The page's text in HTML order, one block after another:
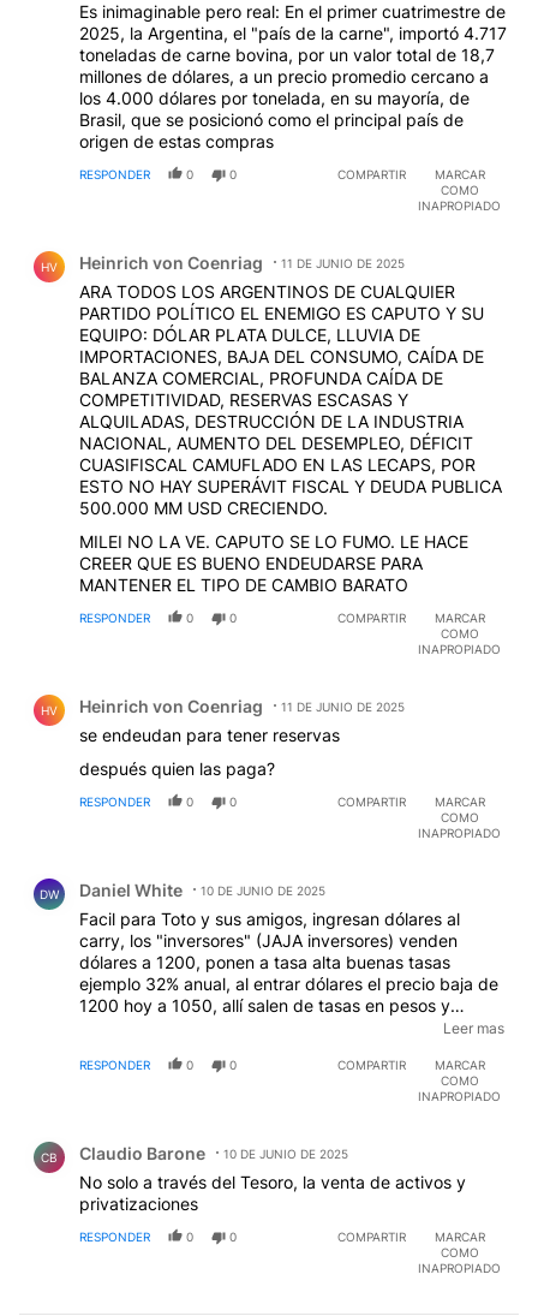
Es inimaginable pero real: En el primer cuatrimestre de
2025, la Argentina, el "país de la carne", importó 4.717
toneladas de carne bovina, por un valor total de 18,7
millones de dólares, a un precio promedio cercano a
los 4.000 dólares por tonelada, en su mayoría, de
Brasil, que se posicionó como el principal país de
origen de estas compras
RESPONDER 0 0 COMPARTIR
MARCAR
COMO
INAPROPIADO
HV Heinrich von Coenriag 11 DE JUNIO DE 2025
ARA TODOS LOS ARGENTINOS DE CUALQUIER
PARTIDO POLÍTICO EL ENEMIGO ES CAPUTO Y SU
EQUIPO: DÓLAR PLATA DULCE, LLUVIA DE
IMPORTACIONES, BAJA DEL CONSUMO, CAÍDA DE
BALANZA COMERCIAL, PROFUNDA CAÍDA DE
COMPETITIVIDAD, RESERVAS ESCASAS Y
ALQUILADAS, DESTRUCCIÓN DE LA INDUSTRIA
NACIONAL, AUMENTO DEL DESEMPLEO, DÉFICIT
CUASIFISCAL CAMUFLADO EN LAS LECAPS, POR
ESTO NO HAY SUPERÁVIT FISCAL Y DEUDA PUBLICA
500.000 MM USD CRECIENDO.
MILEI NO LA VE. CAPUTO SE LO FUMO. LE HACE
CREER QUE ES BUENO ENDEUDARSE PARA
MANTENER EL TIPO DE CAMBIO BARATO
RESPONDER 0 0 COMPARTIR
MARCAR
COMO
INAPROPIADO
HV Heinrich von Coenriag 11 DE JUNIO DE 2025
se endeudan para tener reservas
después quien las paga?
RESPONDER 0 0 COMPARTIR
MARCAR
COMO
INAPROPIADO
DW Daniel White 10 DE JUNIO DE 2025
Facil para Toto y sus amigos, ingresan dólares al
carry, los "inversores" (JAJA inversores) venden
dólares a 1200, ponen a tasa alta buenas tasas
ejemplo 32% anual, al entrar dólares el precio baja de
1200 hoy a 1050, allí salen de tasas en pesos y
compran dólares a 1050, (son unos genios de la
mas intereses y con la baja provocada por el ingreso
que ellos mismos hacen, el dólar por alta demanda
ponen en tasas y así así así hasta que se acaba y nos
acaba. Que cerca estamos del 2001 o tal vez sea
peor.
Leer mas
RESPONDER 0 0 COMPARTIR
MARCAR
COMO
INAPROPIADO
CB Claudio Barone 10 DE JUNIO DE 2025
No solo a través del Tesoro, la venta de activos y
privatizaciones
RESPONDER 0 0 COMPARTIR
MARCAR
COMO
INAPROPIADO